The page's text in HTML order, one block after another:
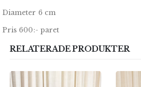
Diameter 6 cm
Pris 600:- paret
RELATERADE PRODUKTER